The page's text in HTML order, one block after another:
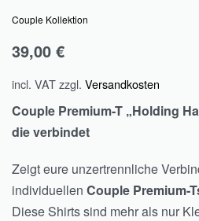
Couple Kollektion
39,00 €
incl. VATzzgl. Versandkosten
Couple Premium-T „Holding
die verbindet
Zeigt eure unzertrennliche
individuellen Couple Premium-
Diese Shirts sind mehr als nur